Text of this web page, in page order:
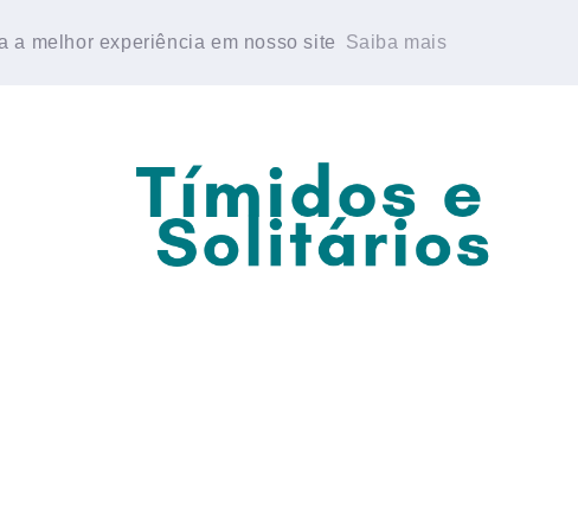
a melhor experiência em nosso site Saiba mais
a melhor experiência em nosso site Saiba mais
DE PERSONALIDADE GRUPO DE WHATSAPP